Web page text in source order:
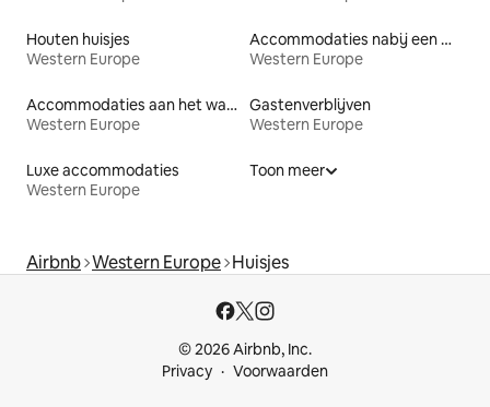
Houten huisjes
Western Europe
Accommodaties nabij een meer
Western Europe
Accommodaties aan het water
Western Europe
Gastenverblijven
Western Europe
Luxe accommodaties
Western Europe
Toon meer
Airbnb Western Europe Huisjes
© 2026 Airbnb, Inc.
Privacy
Voorwaarden